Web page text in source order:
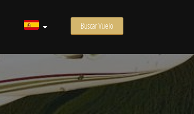
Buscar Vuelo